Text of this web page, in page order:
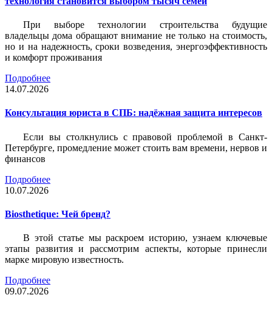
При выборе технологии строительства будущие
владельцы дома обращают внимание не только на стоимость,
но и на надежность, сроки возведения, энергоэффективность
и комфорт проживания
Подробнее
14.07.2026
Консультация юриста в СПБ: надёжная защита интересов
Если вы столкнулись с правовой проблемой в Санкт-
Петербурге, промедление может стоить вам времени, нервов и
финансов
Подробнее
10.07.2026
Biosthetique: Чей бренд?
В этой статье мы раскроем историю, узнаем ключевые
этапы развития и рассмотрим аспекты, которые принесли
марке мировую известность.
Подробнее
09.07.2026